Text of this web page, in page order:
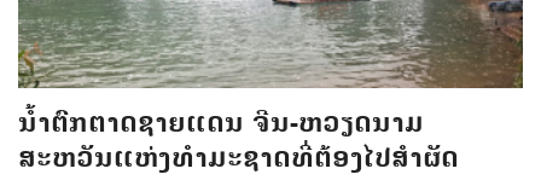
ນໍ້າຕົກຕາດຊາຍແດນ ຈີນ-ຫວຽດນາມ
ສະຫວັນແຫ່ງທໍາມະຊາດທີ່ຕ້ອງໄປສຳຜັດ